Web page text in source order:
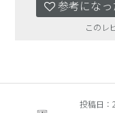
参考になっ
このレ
投稿日：